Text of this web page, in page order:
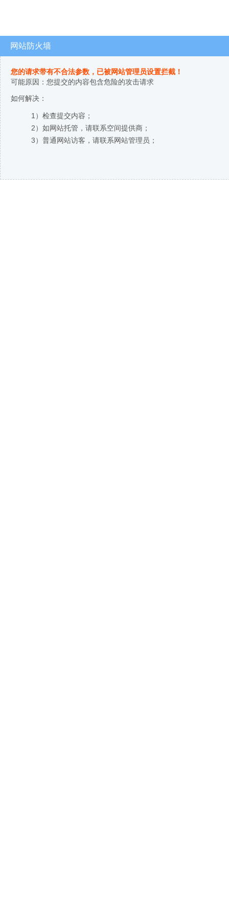
网站防火墙
您的请求带有不合法参数，已被网站管理员设置拦截！
可能原因：您提交的内容包含危险的攻击请求
如何解决：
1）检查提交内容；
2）如网站托管，请联系空间提供商；
3）普通网站访客，请联系网站管理员；